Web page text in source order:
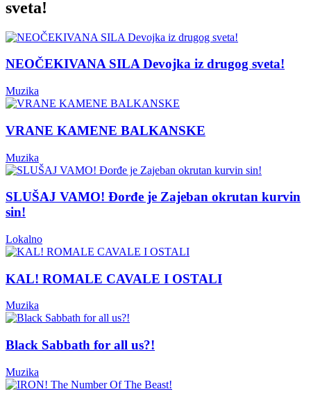
sveta!
NEOČEKIVANA SILA Devojka iz drugog sveta!
Muzika
VRANE KAMENE BALKANSKE
Muzika
SLUŠAJ VAMO! Đorđe je Zajeban okrutan kurvin
sin!
Lokalno
KAL! ROMALE CAVALE I OSTALI
Muzika
Black Sabbath for all us?!
Muzika